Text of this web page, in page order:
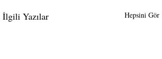
İlgili Yazılar Hepsini Gör